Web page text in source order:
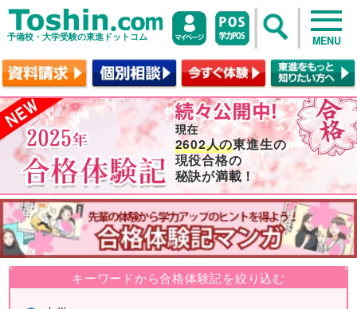
予備校・大学受験の東進ドットコム MENU
2602人の東進生の
現役合格の
秘訣が満載！
キーワードから合格体験記を絞り込む